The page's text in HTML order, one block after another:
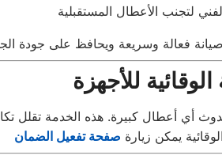
الوقائية للأجهزة
يمكن زيارة صفحة تفعيل الضمان